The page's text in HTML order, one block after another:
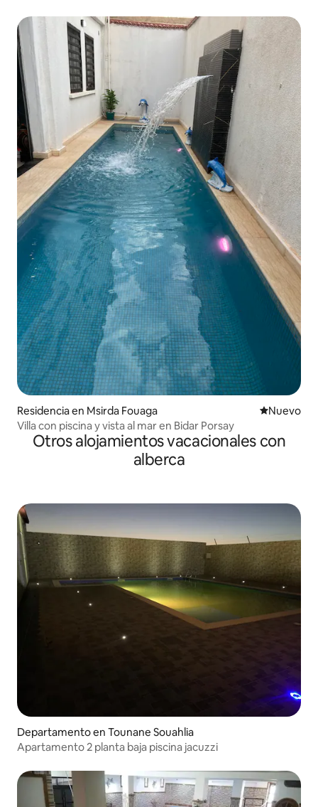
Residencia en Msirda Fouaga Nuevo
Nuevo
Villa con piscina y vista al mar en Bidar Porsay
Otros alojamientos vacacionales con
alberca
Departamento en Tounane Souahlia
Apartamento 2 planta baja piscina jacuzzi